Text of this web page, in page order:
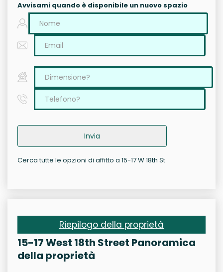
Avvisami quando è disponibile un nuovo spazio
Invia
Cerca tutte le opzioni di affitto a 15-17 W 18th St
Riepilogo della proprietà
15-17 West 18th Street Panoramica
della proprietà